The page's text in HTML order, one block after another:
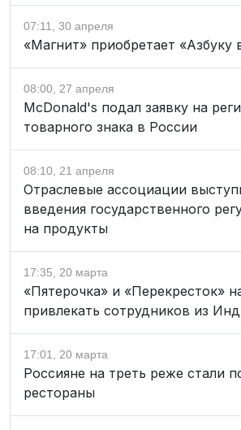
07:11, 30 апреля
«Магнит» приобретает «Азбуку
08:00, 27 апреля
McDonald's подал заявку на
товарного знака в России
08:10, 21 апреля
Отраслевые ассоциации
введения государственного
на продукты
17:35, 20 марта
«Пятерочка» и «Перекресток»
привлекать сотрудников из
17:01, 20 марта
Россияне на треть реже стали
рестораны